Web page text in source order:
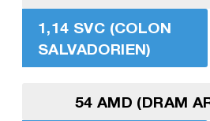
1,14 SVC (COLON
SALVADORIEN)
54 AMD (DRAM